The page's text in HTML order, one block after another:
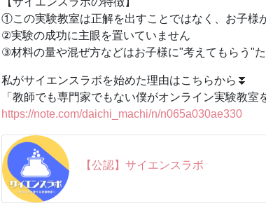
をキッズウィークエンドで行う。テニスとオムライ
【先生の紹介②：田中利空】
専門は材料工学。工学修士。東京大学大学院で電子
「CAST」に所属し、主に実験ショーなど派手な科
ンジニアとして働く。コンピューター漬けの仕事の
公園で動物観察や写真撮影を行う。
【サイエンスラボの特徴】
①この実験教室は正解を出すことではなく、お子様
②実験の成功に主眼を置いていません
③材料の量や混ぜ方、使い方などはお子様に"考えて
①この実験教室は正解を出すことではなく、お子様
②実験の成功に主眼を置いていません
③材料の量や混ぜ方などはお子様に"考えてもらう"
私がサイエンスラボを始めた理由はこちらから⏬
「教師でも専門家でもない僕がオンライン実験教室
https://note.com/daichi_machi/n/n065a030ae330
【公認】サイエンスラボ